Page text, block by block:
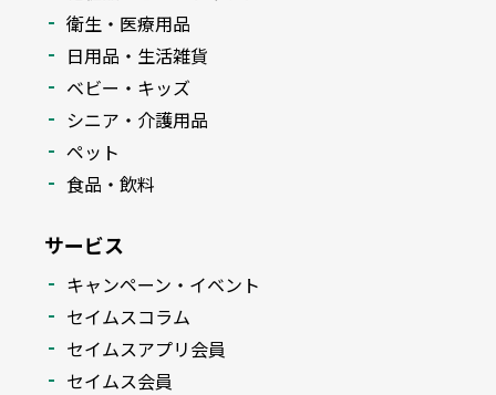
衛生・医療用品
日用品・生活雑貨
ベビー・キッズ
シニア・介護用品
ペット
食品・飲料
サービス
キャンペーン・イベント
セイムスコラム
セイムスアプリ会員
セイムス会員